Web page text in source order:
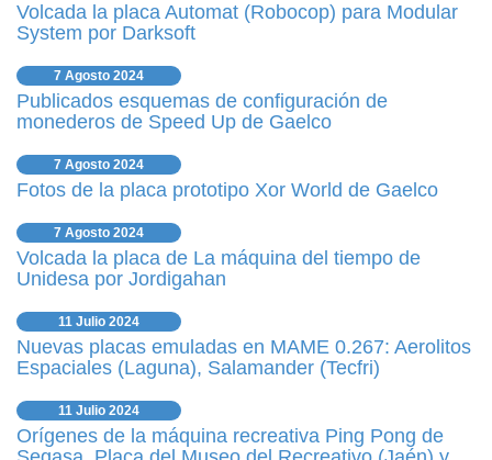
Volcada la placa Automat (Robocop) para Modular
System por Darksoft
7 Agosto 2024
Publicados esquemas de configuración de
monederos de Speed Up de Gaelco
7 Agosto 2024
Fotos de la placa prototipo Xor World de Gaelco
7 Agosto 2024
Volcada la placa de La máquina del tiempo de
Unidesa por Jordigahan
11 Julio 2024
Nuevas placas emuladas en MAME 0.267: Aerolitos
Espaciales (Laguna), Salamander (Tecfri)
11 Julio 2024
Orígenes de la máquina recreativa Ping Pong de